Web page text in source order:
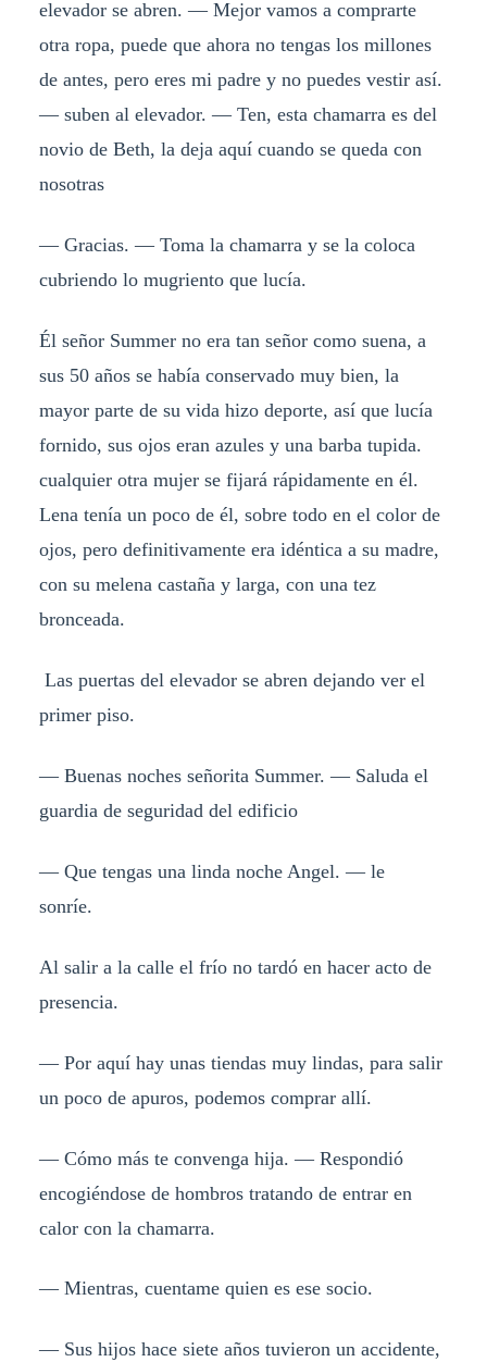
elevador se abren. — Mejor vamos a comprarte
otra ropa, puede que ahora no tengas los millones
de antes, pero eres mi padre y no puedes vestir así.
— suben al elevador. — Ten, esta chamarra es del
novio de Beth, la deja aquí cuando se queda con
nosotras
— Gracias. — Toma la chamarra y se la coloca
cubriendo lo mugriento que lucía.
Él señor Summer no era tan señor como suena, a
sus 50 años se había conservado muy bien, la
mayor parte de su vida hizo deporte, así que lucía
fornido, sus ojos eran azules y una barba tupida.
cualquier otra mujer se fijará rápidamente en él.
Lena tenía un poco de él, sobre todo en el color de
ojos, pero definitivamente era idéntica a su madre,
con su melena castaña y larga, con una tez
bronceada.
Las puertas del elevador se abren dejando ver el
primer piso.
— Buenas noches señorita Summer. — Saluda el
guardia de seguridad del edificio
— Que tengas una linda noche Angel. — le
sonríe.
Al salir a la calle el frío no tardó en hacer acto de
presencia.
— Por aquí hay unas tiendas muy lindas, para salir
un poco de apuros, podemos comprar allí.
— Cómo más te convenga hija. — Respondió
encogiéndose de hombros tratando de entrar en
calor con la chamarra.
— Mientras, cuentame quien es ese socio.
— Sus hijos hace siete años tuvieron un accidente,